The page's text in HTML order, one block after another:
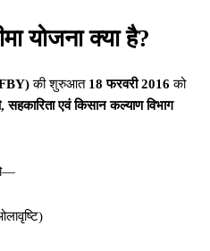
योजना क्या है?
की शुरुआत 18 फरवरी 2016 को
एवं किसान कल्याण विभाग